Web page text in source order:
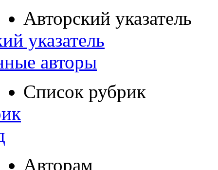
Авторский указатель
указатель
авторы
Список рубрик
Авторам